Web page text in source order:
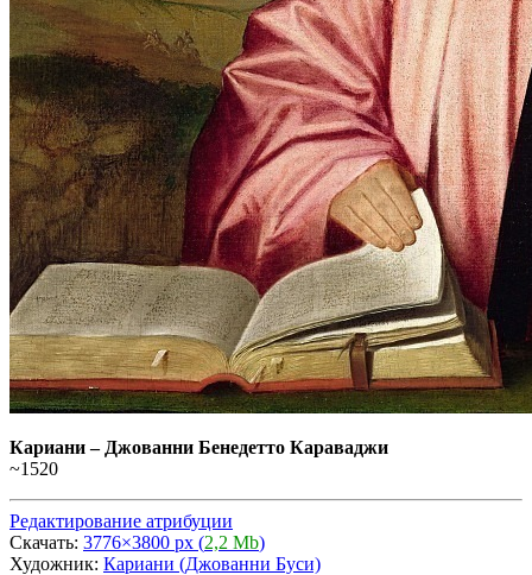
Кариани– Джованни Бенедетто Караваджи
~1520
Редактирование атрибуции
Скачать: 3776×3800 px (2,2 Mb)
Художник: Кариани (Джованни Буси)